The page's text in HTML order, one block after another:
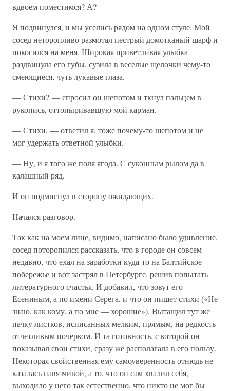
вдвоем поместимся? А?
Я подвинулся, и мы уселись рядом на одном стуле. Мой
сосед неторопливо размотал пестрый домотканый шарф и
покосился на меня. Широкая приветливая улыбка
раздвинула его губы, сузила в веселые щелочки чему-то
смеющиеся, чуть лукавые глаза.
— Стихи? — спросил он шепотом и ткнул пальцем в
рукопись, оттопыривавшую мой карман.
— Стихи, — ответил я, тоже почему-то шепотом и не
мог удержать ответной улыбки.
— Ну, и я того же поля ягода. С суконным рылом да в
калашный ряд.
И он подмигнул в сторону ожидающих.
Начался разговор.
Так как на моем лице, видимо, написано было удивление,
сосед поторопился рассказать, что в городе он совсем
недавно, что ехал на заработки куда-то на Балтийское
побережье и вот застрял в Петербурге, решив попытать
литературного счастья. И добавил, что зовут его
Есениным, а по имени Серега, и что он пишет стихи («Не
знаю, как кому, а по мне — хорошие»). Вытащил тут же
пачку листков, исписанных мелким, прямым, на редкость
отчетливым почерком. И та готовность, с которой он
показывал свои стихи, сразу же располагала в его пользу.
Некоторая свойственная ему самоуверенность отнюдь не
казалась навязчивой, а то, что он сам хвалил себя,
выходило у него так естественно, что никто не мог бы